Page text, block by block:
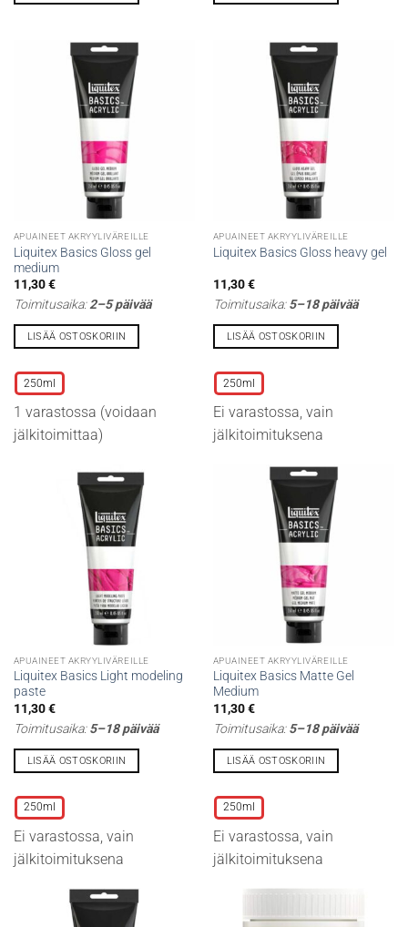
APUAINEET AKRYYLIVÄREILLE
Liquitex Basics Gloss gel
medium
11,30€
Toimitusaika:2–5 päivää
LISÄÄ OSTOSKORIIN
tuotteella
on
useampi
muunnelma.
250ml
1 varastossa (voidaan
jälkitoimittaa)
APUAINEET AKRYYLIVÄREILLE
Liquitex Basics Gloss heavy gel
11,30€
Toimitusaika:5–18 päivää
LISÄÄ OSTOSKORIIN
tuotteella
on
useampi
muunnelma.
250ml
Ei varastossa, vain
jälkitoimituksena
APUAINEET AKRYYLIVÄREILLE
Liquitex Basics Light modeling
paste
11,30€
Toimitusaika:5–18 päivää
LISÄÄ OSTOSKORIIN
tuotteella
on
useampi
muunnelma.
250ml
Ei varastossa, vain
jälkitoimituksena
APUAINEET AKRYYLIVÄREILLE
Liquitex Basics Matte Gel
Medium
11,30€
Toimitusaika:5–18 päivää
LISÄÄ OSTOSKORIIN
tuotteella
on
useampi
muunnelma.
250ml
Ei varastossa, vain
jälkitoimituksena